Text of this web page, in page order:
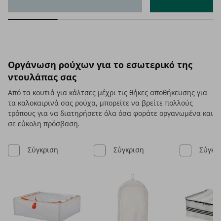
Οργάνωση ρούχων για το εσωτερικό της
ντουλάπας σας
Από τα κουτιά για κάλτσες μέχρι τις θήκες αποθήκευσης για
τα καλοκαιρινά σας ρούχα, μπορείτε να βρείτε πολλούς
τρόπους για να διατηρήσετε όλα όσα φοράτε οργανωμένα και
σε εύκολη πρόσβαση.
Σύγκριση Σύγκριση